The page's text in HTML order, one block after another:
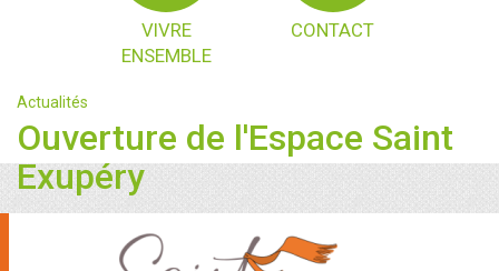
VIVRE
ENSEMBLE
CONTACT
Actualités
Ouverture de l'Espace Saint
Exupéry